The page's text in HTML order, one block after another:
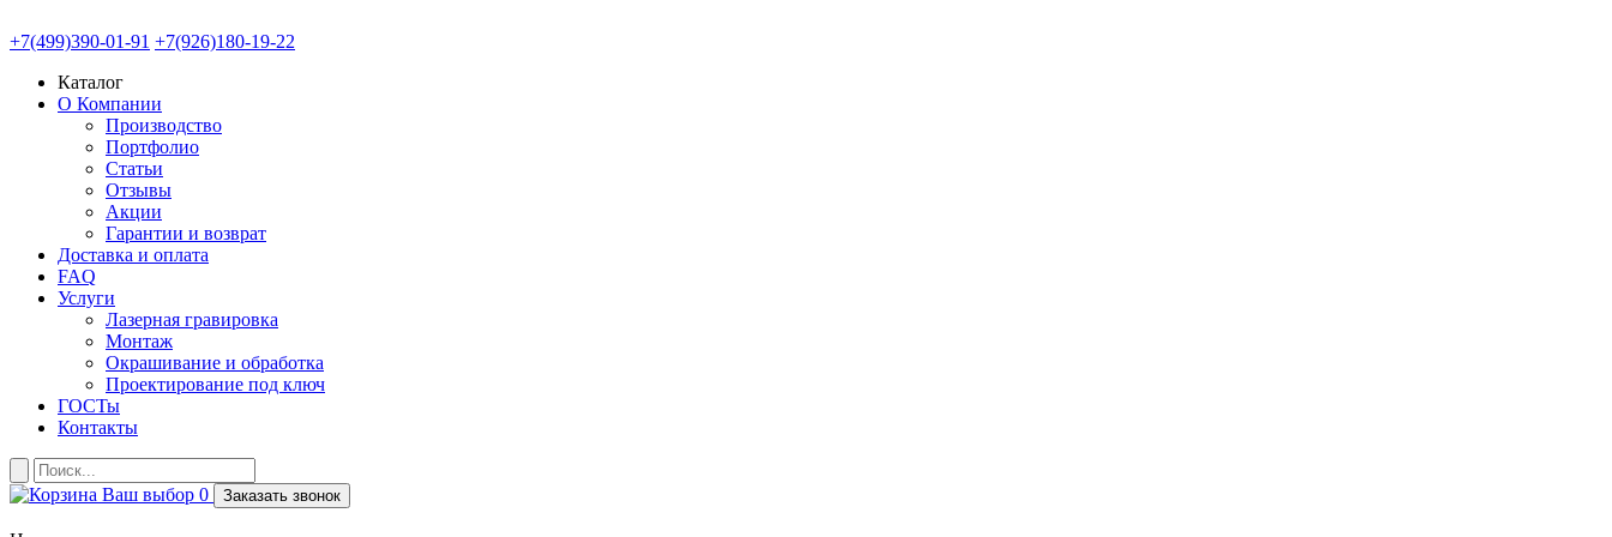
+7(499)390-01-91 +7(926)180-19-22
Каталог
О Компании
Производство
Портфолио
Статьи
Отзывы
Акции
Гарантии и возврат
Доставка и оплата
FAQ
Услуги
Лазерная гравировка
Монтаж
Окрашивание и обработка
Проектирование под ключ
ГОСТы
Контакты
Ваш выбор 0 Заказать звонок